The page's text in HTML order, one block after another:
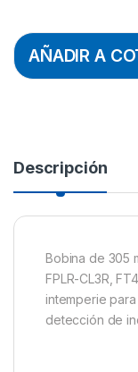
AÑADIR A
Descripción
Bobina de 305
FPLR-CL3R,
intemperie
detección de